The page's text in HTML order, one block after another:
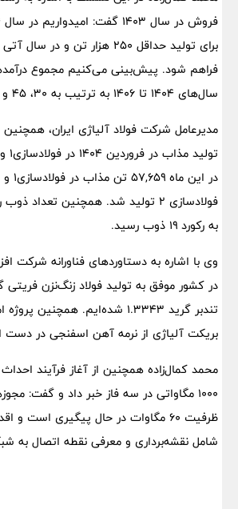
فراهم شود. پیش‌بینی می‌کنیم مجموع
سال‌های ۱۴۰۴ تا ۱۴۰۶ به ترتیب به ۳۰، ۴۵ و ۶۸ همت برسد.
مدیرعامل شرکت فولاد آلیاژی ایران،
به رکورد ۱۹ ذوب رسید.
وی با اشاره به دستاوردهای فناورانه شرکت
تندبر گرید ۱.۳۳۴۳ شده‌ایم.
بریکت آلیاژی از نرمه آهن اسفنجی در دست
محمد کمال‌زاده همچنین از آغاز فرآیند
۱۰۰۰ مگاواتی در سه فاز خبر داد و گفت:
ظرفیت ۶۰ مگاوات در حال پیگیری است و
شامل نقشه‌برداری و معرفی نقطه اتصال به